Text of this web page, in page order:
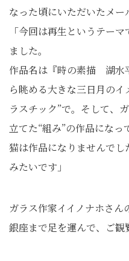
なった頃にいただいたメー
「今回は再生というテー
ました。
作品名は『時の素描 湖水
ら眺める大きな三日月の
ラスチック”で。そして、
立てた“組み”の作品になっ
猫は作品になりませんで
みたいです」
ガラス作家イイノナホさ
銀座まで足を運んで、ご観